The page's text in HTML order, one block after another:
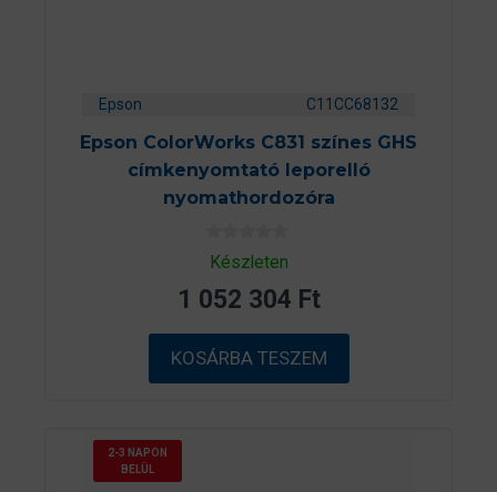
Epson C11CC68132
Epson ColorWorks C831 színes GHS
címkenyomtató leporelló
nyomathordozóra
0
a
5
b
ő
l
Készleten
1 052 304 Ft
KOSÁRBA TESZEM
2-3 NAPON
BELÜL